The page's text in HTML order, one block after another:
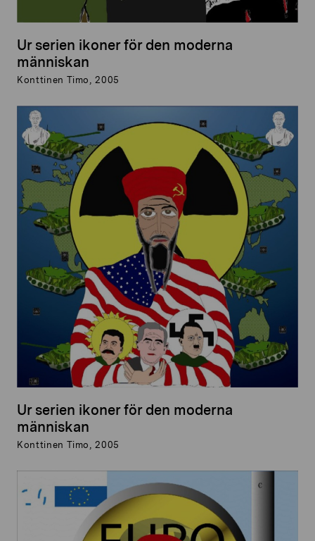
Ur serien ikoner för den moderna
människan
Konttinen Timo, 2005
Ur serien ikoner för den moderna
människan
Konttinen Timo, 2005